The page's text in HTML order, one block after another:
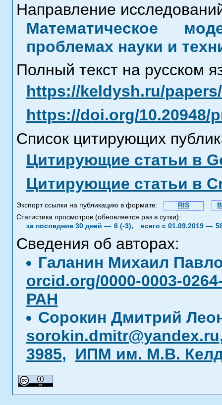
Направление
Математическое
проблемах науки и
Полный текст на русском
https://keldysh.ru/
https://doi.org/10.20948/
Список цитирующих
Цитирующие статьи в
Цитирующие статьи в
Экспорт ссылки на публикацию в формате: RIS
Статистика просмотров (обновляется раз в сутки):
за последние 30 дней — 6 (-3), всего с 01.09.2019 —
Сведения об авторах:
Галанин Михаил
orcid.org/0000-0003-
РАН
Сорокин Дмитрий
sorokin.dmitr@yandex.ru
3985, ИПМ им. М.В.